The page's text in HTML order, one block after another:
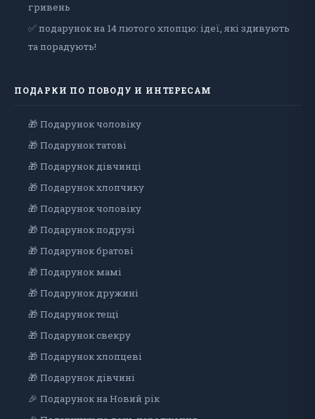
гривень
✅ подарунок на 14 лютого хлопцю: ідеї, які здивують
та порадують!
ПОДАРКИ ПО ПОВОДУ И ИНТЕРЕСАМ
🎁 Подарунок чоловiку
🎁 Подарунок татові
🎁 Подарунок дівчинці
🎁 Подарунок хлопчику
🎁 Подарунок чоловіку
🎁 Подарунок подрузі
🎁 Подарунок братові
🎁 Подарунок мамі
🎁 Подарунок дружині
🎁 Подарунок тещі
🎁 Подарунок свекру
🎁 Подарунок хлопцеві
🎁 Подарунок дiвчинi
🎉 Подарунок на Новий рік